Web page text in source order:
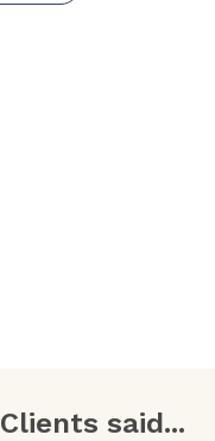
Clients said...